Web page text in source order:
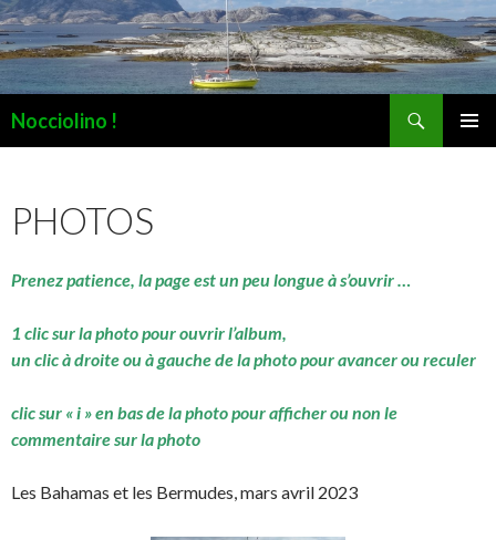
Nocciolino !
PHOTOS
Prenez patience, la page est un peu longue à s’ouvrir …
1 clic sur la photo pour ouvrir l’album,
un clic à droite ou à gauche de la photo pour avancer ou reculer
clic sur « i » en bas de la photo pour afficher ou non le
commentaire sur la photo
Les Bahamas et les Bermudes, mars avril 2023